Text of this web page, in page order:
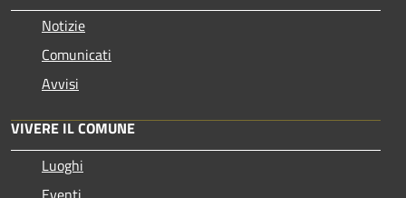
Notizie
Comunicati
Avvisi
VIVERE IL COMUNE
Luoghi